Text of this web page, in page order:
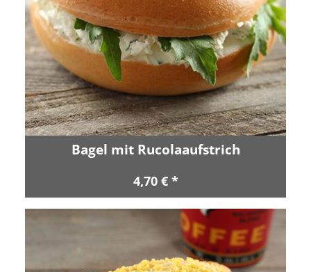
Bagel mit Rucolaaufstrich
4,70 € *